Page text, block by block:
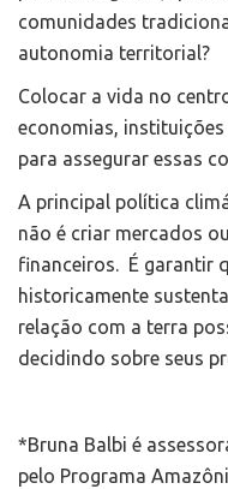
comunidades
autonomia territorial?
Colocar a vida no
economias,
para assegurar essas
A principal política
não é criar mercados
financeiros. É garantir
historicamente
relação com a terra
decidindo sobre seus
*Bruna Balbi é
pelo Programa